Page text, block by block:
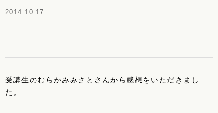
2014.10.17
受講生のむらかみみさとさんから感想をいただきまし
た。